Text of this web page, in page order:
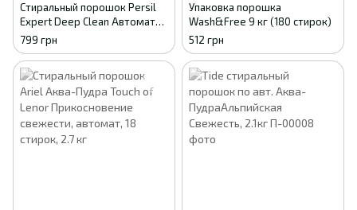
Стиральный порошок Persil
Expert Deep Clean Автомат
Color Свежесть от Silan 54
цикла стирки 8.1 кг
(9000101806427)
799 грн
Упаковка порошка
Wash&Free 9 кг (180 стирок)
512 грн